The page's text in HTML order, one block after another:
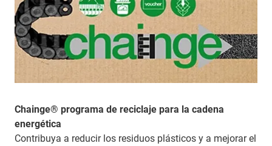
Chainge® programa de reciclaje para la cadena
energética
Contribuya a reducir los residuos plásticos y a mejorar el